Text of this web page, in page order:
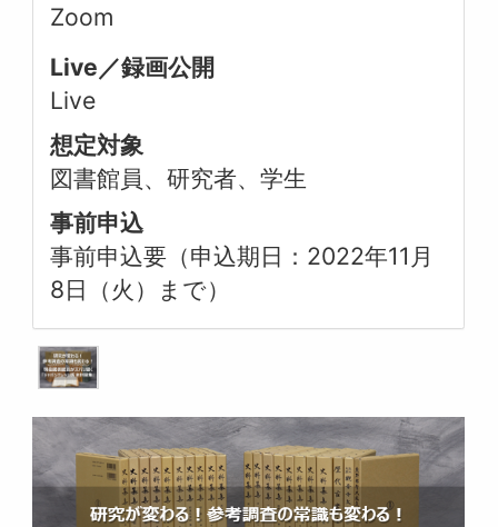
Zoom
Live／録画公開
Live
想定対象
図書館員、研究者、学生
事前申込
事前申込要（申込期日：2022年11月
8日（火）まで）